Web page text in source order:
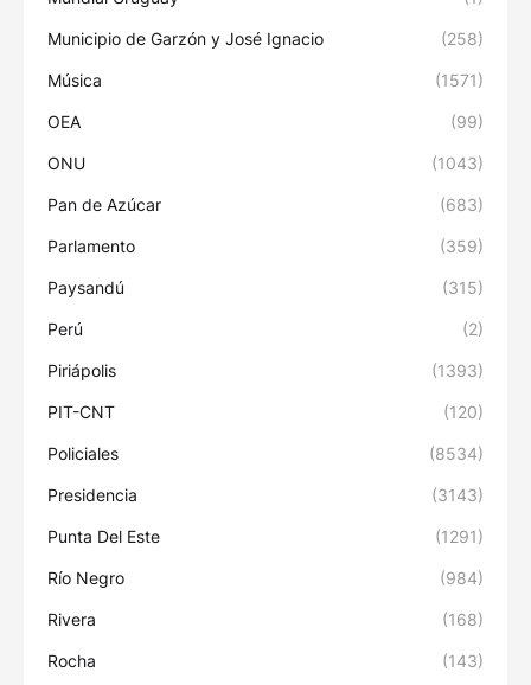
Municipio de Garzón y José Ignacio (258)
Música (1571)
OEA (99)
ONU (1043)
Pan de Azúcar (683)
Parlamento (359)
Paysandú (315)
Perú (2)
Piriápolis (1393)
PIT-CNT (120)
Policiales (8534)
Presidencia (3143)
Punta Del Este (1291)
Río Negro (984)
Rivera (168)
Rocha (143)